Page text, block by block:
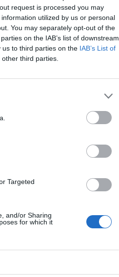
request is processed you may
utilized by us or personal
You may separately opt-out of the
on the IAB’s list of downstream
to third parties on the IAB’s List of
third parties.
Targeted
and/or Sharing
for which it
turnaj, který se
Wernerová